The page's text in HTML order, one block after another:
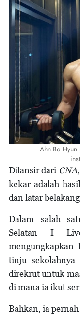
Ahn Bo
Dilansir dari CNA
kekar adalah
dan latar
Dalam salah
Selatan I
mengungkapkan
tinju sekolahnya
direkrut untuk
di mana ia ikut
Bahkan, ia